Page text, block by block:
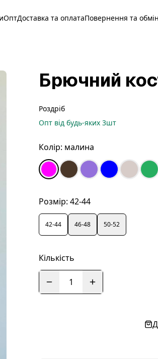
ОптДоставка та оплатаПовернення та обмін
Брючний
Роздріб
Опт від будь-яких 3шт
Колір: малина
Розмір: 42-44
42-44 46-48 50-52
Кількість
1